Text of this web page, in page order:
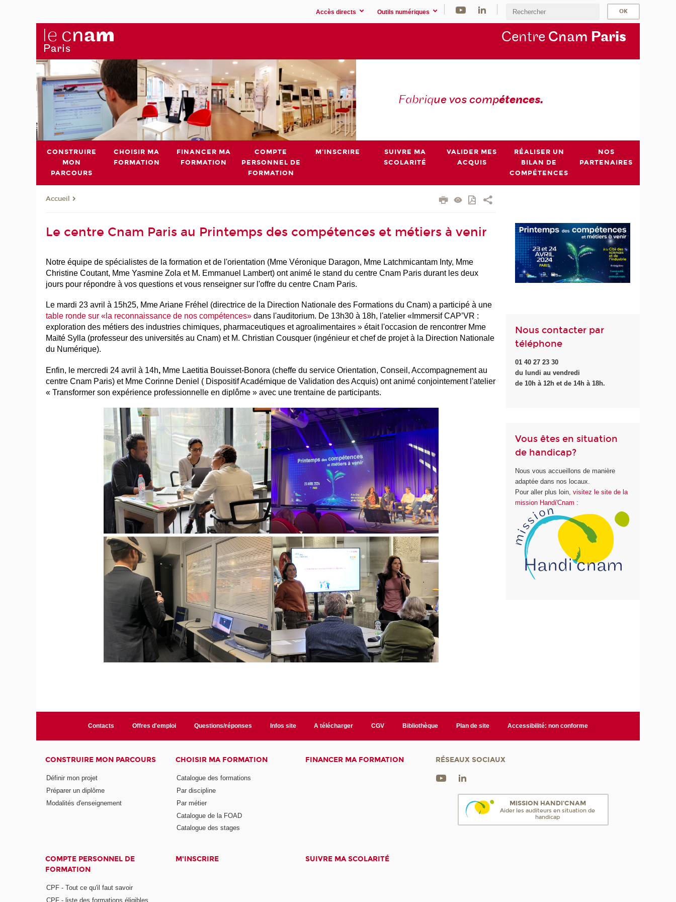
Accès directs Outils numériques
Centre Cnam Paris
Fabrique vos compétences.
CONSTRUIRE
MON
PARCOURS
CHOISIR MA
FORMATION
FINANCER MA
FORMATION
COMPTE
PERSONNEL DE
FORMATION
M'INSCRIRE
SUIVRE MA
SCOLARITÉ
VALIDER MES
ACQUIS
RÉALISER UN
BILAN DE
COMPÉTENCES
NOS
PARTENAIRES
Accueil
Le centre Cnam Paris au Printemps des compétences et métiers à venir
Notre équipe de spécialistes de la formation et de l'orientation (Mme Véronique Daragon, Mme Latchmicantam Inty, Mme
Christine Coutant, Mme Yasmine Zola et M. Emmanuel Lambert) ont animé le stand du centre Cnam Paris durant les deux
jours pour répondre à vos questions et vous renseigner sur l'offre du centre Cnam Paris.
Le mardi 23 avril à 15h25, Mme Ariane Fréhel (directrice de la Direction Nationale des Formations du Cnam) a participé à une
table ronde sur «la reconnaissance de nos compétences» dans l'auditorium. De 13h30 à 18h, l'atelier «Immersif CAP’VR :
exploration des métiers des industries chimiques, pharmaceutiques et agroalimentaires » était l'occasion de rencontrer Mme
Maïté Sylla (professeur des universités au Cnam) et M. Christian Cousquer (ingénieur et chef de projet à la Direction Nationale
du Numérique).
Enfin, le mercredi 24 avril à 14h, Mme Laetitia Bouisset-Bonora (cheffe du service Orientation, Conseil, Accompagnement au
centre Cnam Paris) et Mme Corinne Deniel ( Dispositif Académique de Validation des Acquis) ont animé conjointement l'atelier
« Transformer son expérience professionnelle en diplôme » avec une trentaine de participants.
Nous contacter par
téléphone
01 40 27 23 30
du lundi au vendredi
de 10h à 12h et de 14h à 18h.
Vous êtes en situation
de handicap?
Nous vous accueillons de manière
adaptée dans nos locaux.
Pour aller plus loin,visitez le site de la
mission Handi'Cnam :
Contacts Offres d'emploi Questions/réponses Infos site A télécharger CGV Bibliothèque Plan de site Accessibilité: non conforme
CONSTRUIRE MON PARCOURS
Définir mon projet
Préparer un diplôme
Modalités d'enseignement
CHOISIR MA FORMATION
Catalogue des formations
Par discipline
Par métier
Catalogue de la FOAD
Catalogue des stages
FINANCER MA FORMATION
COMPTE PERSONNEL DE
FORMATION
CPF - Tout ce qu'il faut savoir
CPF - liste des formations éligibles
M'INSCRIRE SUIVRE MA SCOLARITÉ
RÉSEAUX SOCIAUX
MISSION HANDI'CNAM
Aider les auditeurs en situation de
handicap